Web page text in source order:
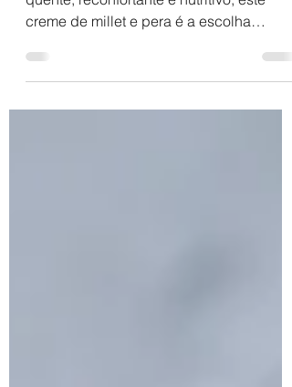
Para os dias em que apetece algo
quente, reconfortante e nutritivo, este
creme de millet e pera é a escolha